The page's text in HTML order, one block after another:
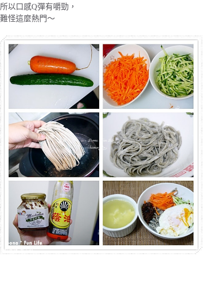
所以口感Q彈有嚼勁，
難怪這麼熱門～